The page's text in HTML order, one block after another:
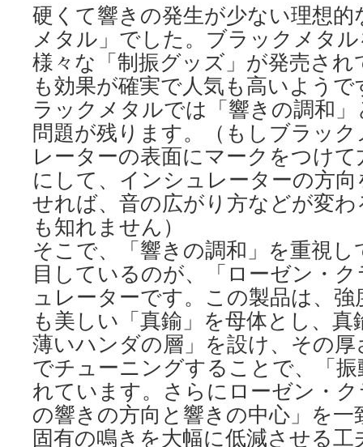
硬くて響きの発生が少ない理想
メタル」でした。ブラックメタ
様々な「制振グッズ」が発売さ
も効果が確実で人気も高いよう
ラックメタルでは「響きの調和
問題が残ります。（もしブラッ
レーターの表面にマークをつけ
にして、インシュレーターの方
せれば、音の広がり方などが変
も知れません）
そこで、「響きの調和」を重視
目しているのが、「ローゼン・
ュレーターです。この製品は、
も美しい「真鍮」を母体とし、
薄いハンダの層」を設け、その厚
でチューニングすることで、「
れています。さらにローゼン・
の響きの方向と響きの中心」を
固有の鳴きを大幅に低減させる